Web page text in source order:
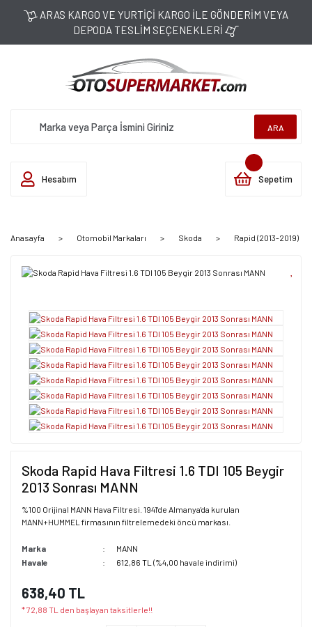
ARAS KARGO VE YURTİÇİ KARGO İLE GÖNDERİM VEYA
DEPODA TESLİM SEÇENEKLERİ
ARA
Hesabım Sepetim
Anasayfa Otomobil Markaları Skoda Rapid (2013-2019)
Skoda Rapid Hava Filtresi 1.6 TDI 105 Beygir
2013 Sonrası MANN
%100 Orijinal MANN Hava Filtresi. 1941'de Almanya'da kurulan
MANN+HUMMEL firmasının filtrelemedeki öncü markası.
Marka
MANN
Havale
612,86 TL (%4,00 havale indirimi)
638,40 TL
* 72,88 TL den başlayan taksitlerle!!